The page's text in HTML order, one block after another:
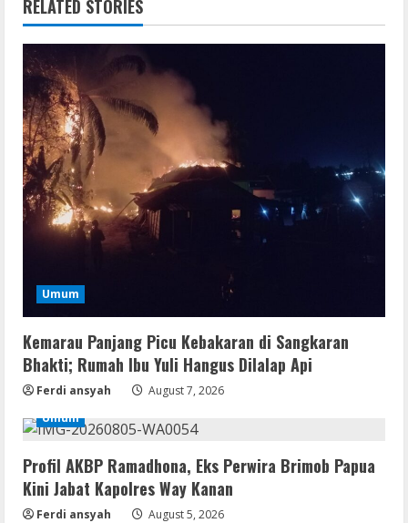
RELATED STORIES
Umum
Kemarau Panjang Picu Kebakaran di Sangkaran
Bhakti; Rumah Ibu Yuli Hangus Dilalap Api
Ferdi ansyah
August 7, 2026
Umum
Profil AKBP Ramadhona, Eks Perwira Brimob Papua
Kini Jabat Kapolres Way Kanan
Ferdi ansyah August 5, 2026
VL
Office 365 Mondo Pre-Activated
August 7, 2026
3
Kemarau Panjang Picu Kebakaran di
Sangkaran Bhakti; Rumah Ibu Yuli
Hangus Dilalap Api
August 7, 2026
4
Serialers
Adobe Acrobat Pro 2021 Portable only
[100% Worked] [Windows] 2025
August 7, 2026